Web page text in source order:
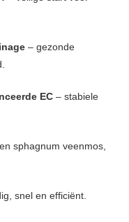
– gezonde
EC– stabiele
sphagnum veenmos,
snel en efficiënt.